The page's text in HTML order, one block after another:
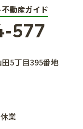
動産ガイド
577
5丁目395番地
業